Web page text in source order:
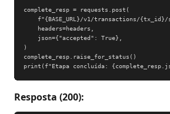
complete_resp = requests.post(
f"{BASE_URL}/v1/transactions/{tx_id}/
    headers=headers,
    json={"accepted": True},
)
complete_resp.raise_for_status()
print(f"Etapa concluída:
Resposta (200):